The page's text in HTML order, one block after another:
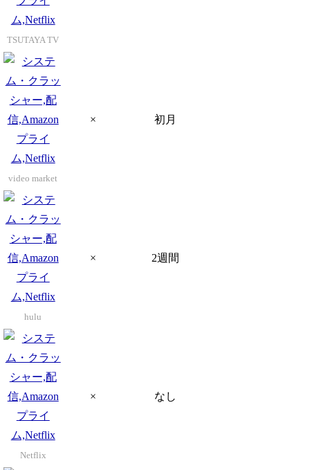
TSUTAYA TV
video market
× 初月
hulu
× 2週間
Netflix
× なし